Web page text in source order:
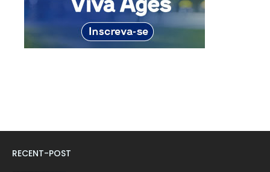
RECENT-POST